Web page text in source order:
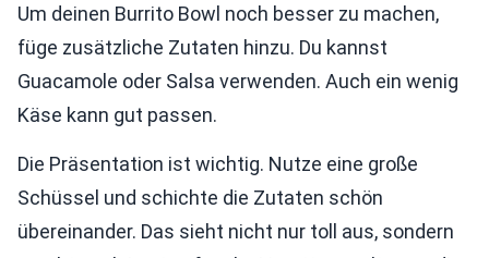
Um deinen Burrito Bowl noch besser zu machen,
füge zusätzliche Zutaten hinzu. Du kannst
Guacamole oder Salsa verwenden. Auch ein wenig
Käse kann gut passen.
Die Präsentation ist wichtig. Nutze eine große
Schüssel und schichte die Zutaten schön
übereinander. Das sieht nicht nur toll aus, sondern